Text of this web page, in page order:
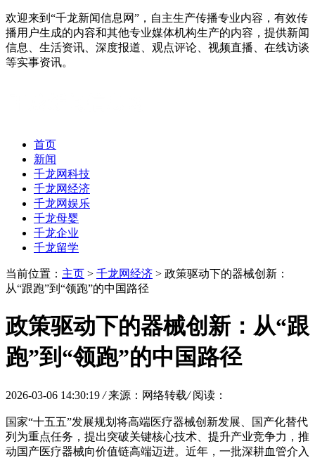
欢迎来到“千龙新闻信息网”，自主生产传播专业内容，有效传
播用户生成的内容和其他专业媒体机构生产的内容，提供新闻
信息、生活资讯、深度报道、观点评论、视频直播、在线访谈
等实事资讯。
首页
新闻
千龙网科技
千龙网经济
千龙网娱乐
千龙母婴
千龙企业
千龙留学
当前位置： 主页 > 千龙网经济 > 政策驱动下的器械创新：
从“跟跑”到“领跑”的中国路径
政策驱动下的器械创新：从“跟
跑”到“领跑”的中国路径
2026-03-06 14:30:19 / 来源：网络转载/ 阅读：
国家“十五五”发展规划将高端医疗器械创新发展、国产化替代
列为重点任务，提出突破关键核心技术、提升产业竞争力，推
动国产医疗器械向价值链高端迈进。 近年， 一批深耕血管介入